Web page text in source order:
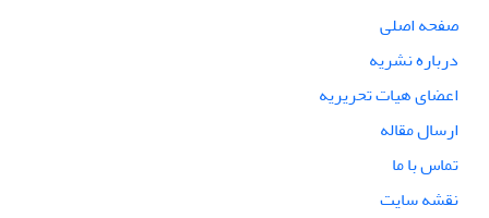
صفحه اصلی
درباره نشریه
اعضای هیات تحریریه
ارسال مقاله
تماس با ما
نقشه سایت